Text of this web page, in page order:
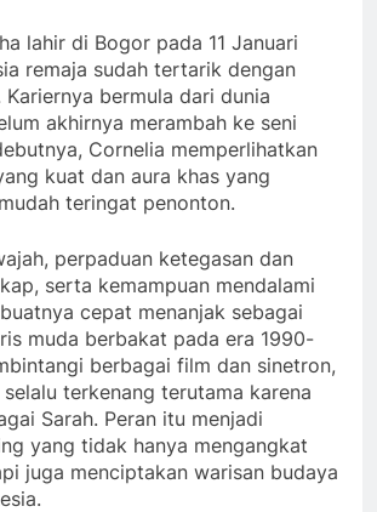
lahir di Bogor pada 11 Januari
remaja sudah tertarik dengan
Kariernya bermula dari dunia
akhirnya merambah ke seni
Cornelia memperlihatkan
kuat dan aura khas yang
teringat penonton.
perpaduan ketegasan dan
serta kemampuan mendalami
cepat menanjak sebagai
muda berbakat pada era 1990-
berbagai film dan sinetron,
terkenang terutama karena
Sarah. Peran itu menjadi
yang tidak hanya mengangkat
juga menciptakan warisan budaya